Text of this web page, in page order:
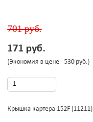
701 руб.
171 руб.
(Экономия в цене - 530 руб.)
Крышка картера 152F (11211)